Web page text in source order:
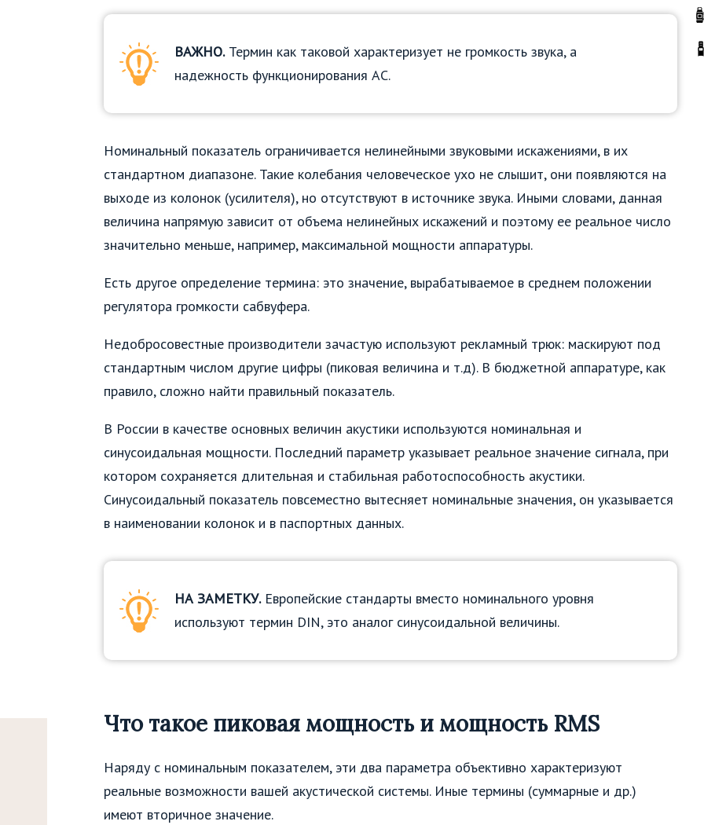
ВАЖНО.Термин как таковой характеризует не громкость звука, а
надежность функционирования АС.
Номинальный показатель ограничивается нелинейными звуковыми искажениями, в их
стандартном диапазоне. Такие колебания человеческое ухо не слышит, они появляются на
выходе из колонок (усилителя), но отсутствуют в источнике звука. Иными словами, данная
величина напрямую зависит от объема нелинейных искажений и поэтому ее реальное число
значительно меньше, например, максимальной мощности аппаратуры.
Есть другое определение термина: это значение, вырабатываемое в среднем положении
регулятора громкости сабвуфера.
Недобросовестные производители зачастую используют рекламный трюк: маскируют под
стандартным числом другие цифры (пиковая величина и т.д). В бюджетной аппаратуре, как
правило, сложно найти правильный показатель.
В России в качестве основных величин акустики используются номинальная и
синусоидальная мощности. Последний параметр указывает реальное значение сигнала, при
котором сохраняется длительная и стабильная работоспособность акустики.
Синусоидальный показатель повсеместно вытесняет номинальные значения, он указывается
в наименовании колонок и в паспортных данных.
НА ЗАМЕТКУ.Европейские стандарты вместо номинального уровня
используют термин DIN, это аналог синусоидальной величины.
Что такое пиковая мощность и мощность RMS
Наряду с номинальным показателем, эти два параметра объективно характеризуют
реальные возможности вашей акустической системы. Иные термины (суммарные и др.)
имеют вторичное значение.